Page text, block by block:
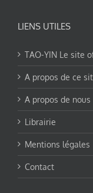
LIENS UTILES
TAO-YIN Le site
A propos de ce
A propos de nous
Librairie
Mentions légales
Contact